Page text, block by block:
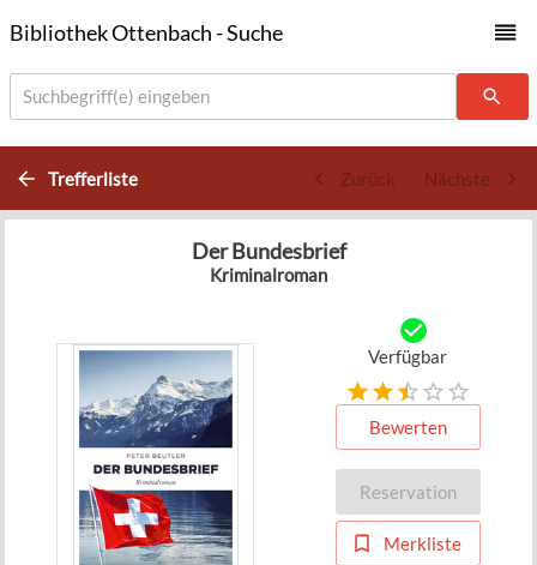
Bibliothek Ottenbach - Suche
Suchbegriff(e) eingeben
Trefferliste Zurück Nächste
Der Bundesbrief
Kriminalroman
Verfügbar
Bewerten
Reservation
Merkliste